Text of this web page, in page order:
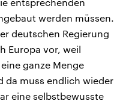
entsprechenden
werden müssen.
deutschen Regierung
Europa vor, weil
ganze Menge
da muss endlich wieder
eine selbstbewusste